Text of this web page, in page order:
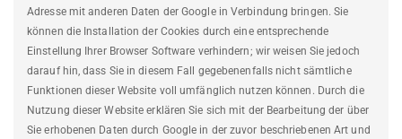
Adresse mit anderen Daten der Google in Verbindung bringen. Sie
können die Installation der Cookies durch eine entsprechende
Einstellung Ihrer Browser Software verhindern; wir weisen Sie jedoch
darauf hin, dass Sie in diesem Fall gegebenenfalls nicht sämtliche
Funktionen dieser Website voll umfänglich nutzen können. Durch die
Nutzung dieser Website erklären Sie sich mit der Bearbeitung der über
Sie erhobenen Daten durch Google in der zuvor beschriebenen Art und